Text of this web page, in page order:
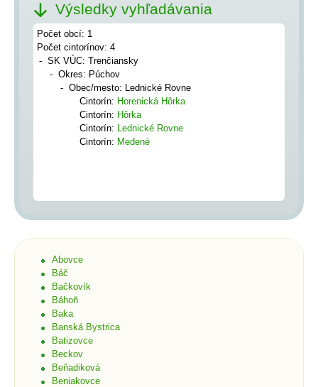
Výsledky vyhľadávania
Počet obcí: 1
Počet cintorínov: 4
SK VÚC: Trenčiansky
Okres: Púchov
Obec/mesto: Lednické Rovne
Cintorín: Horenická Hôrka
Cintorín: Hôrka
Cintorín: Lednické Rovne
Cintorín: Medené
Abovce
Báč
Bačkovík
Báhoň
Baka
Banská Bystrica
Batizovce
Beckov
Beňadiková
Beniakovce